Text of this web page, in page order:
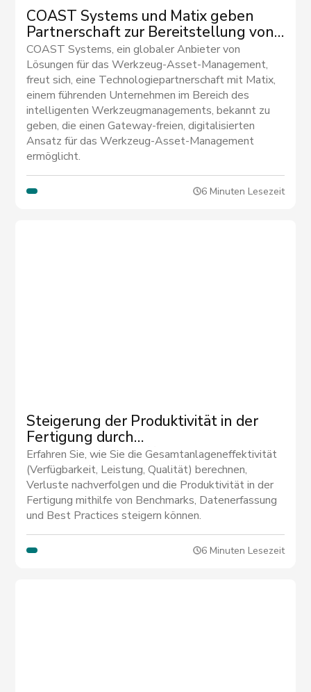
COAST Systems und Matix geben
Partnerschaft zur Bereitstellung von
NB-IoT-Technologie für COAST-
Kunden bekannt
COAST Systems, ein globaler Anbieter von
Lösungen für das Werkzeug-Asset-Management,
freut sich, eine Technologiepartnerschaft mit Matix,
einem führenden Unternehmen im Bereich des
intelligenten Werkzeugmanagements, bekannt zu
geben, die einen Gateway-freien, digitalisierten
Ansatz für das Werkzeug-Asset-Management
ermöglicht.
6 Minuten Lesezeit
Steigerung der Produktivität in der
Fertigung durch
Gesamtanlageneffektivität (OEE)
Erfahren Sie, wie Sie die Gesamtanlageneffektivität
(Verfügbarkeit, Leistung, Qualität) berechnen,
Verluste nachverfolgen und die Produktivität in der
Fertigung mithilfe von Benchmarks, Datenerfassung
und Best Practices steigern können.
6 Minuten Lesezeit